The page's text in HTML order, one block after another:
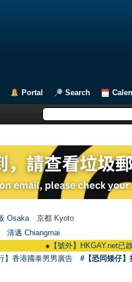
Portal Search
Osaka 京都 Kyoto
清邁 Chiangmai
【號外】HKGAY.net已啟
】香港國泰男男廣告 #【恐同矮仔